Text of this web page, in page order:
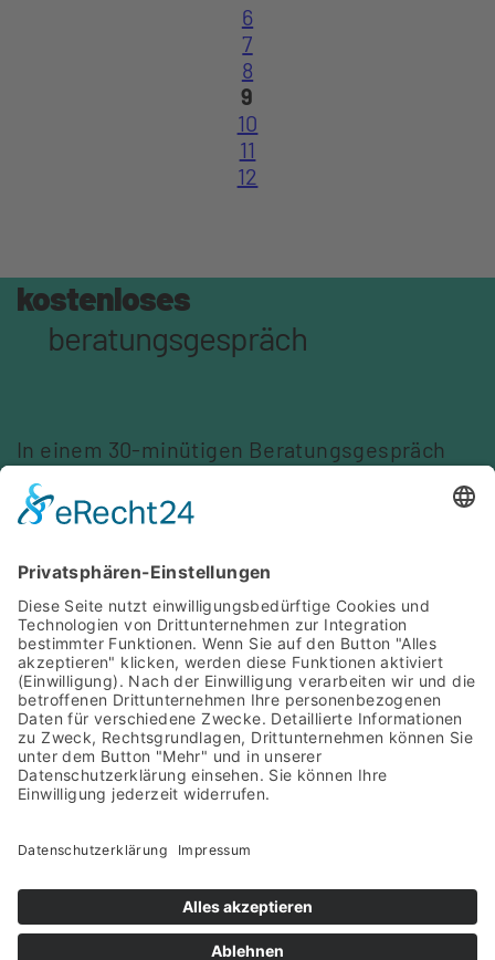
6
7
8
9
10
11
12
kostenloses
beratungsgespräch
In einem 30-minütigen Beratungsgespräch
ermitteln wir gemeinsam Ihr Marketing-
Potential.
einen ersten Maßnahmenplan
kostenlos und völlig unverbindlich.
TERMIN SOFORT ONLINE BUCHEN
Datenschutz
Cookie-Einstellungen